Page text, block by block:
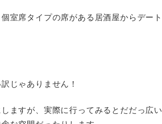
室席タイプの席がある居酒屋からデー
じゃありません！
ますが、実際に行ってみるとだだっ広